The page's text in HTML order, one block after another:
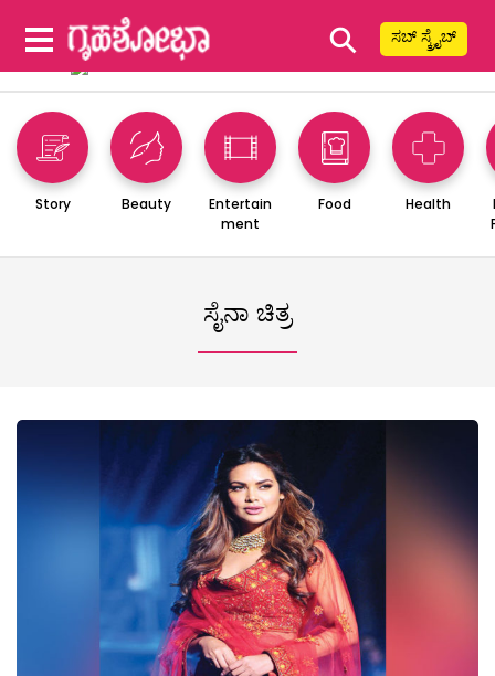
⚲ ಸಬ್ ಸ್ಕ್ರೈಬ್
Story Beauty
Entertain
ment
Food Health
ಸೈನಾ ಚಿತ್ರ